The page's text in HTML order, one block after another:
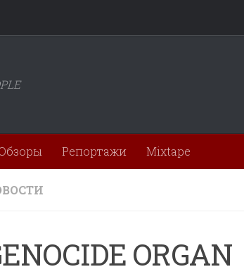
Репортажи Mixtape
ORGAN